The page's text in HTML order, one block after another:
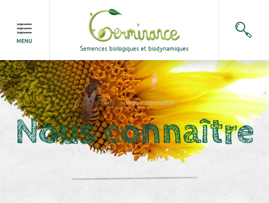
Accueil>Nous connaître
Nous connaître